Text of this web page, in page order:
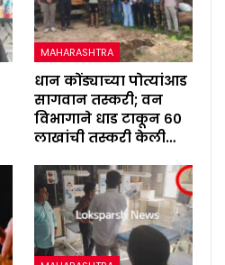
MAHARASHTRA
धान कोंड्याच्या पोत्यांआड
सागवान तस्करी; वन
विभागाने धाड टाकून ६०
लाखांची तस्करी केली…